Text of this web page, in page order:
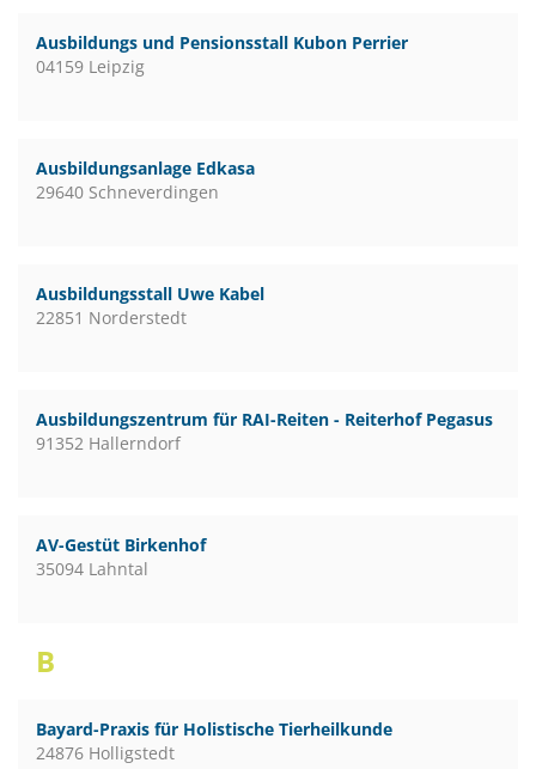
Ausbildungs und Pensionsstall Kubon Perrier
04159 Leipzig
Ausbildungsanlage Edkasa
29640 Schneverdingen
Ausbildungsstall Uwe Kabel
22851 Norderstedt
Ausbildungszentrum für RAI-Reiten - Reiterhof Pegasus
91352 Hallerndorf
AV-Gestüt Birkenhof
35094 Lahntal
B
Bayard-Praxis für Holistische Tierheilkunde
24876 Holligstedt